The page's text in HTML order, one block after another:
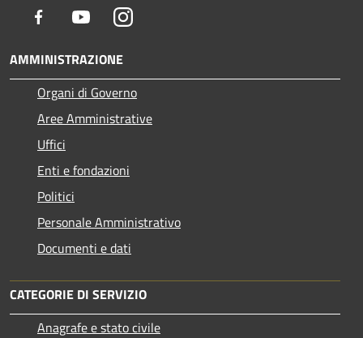
Facebook YoutubeInstagram
AMMINISTRAZIONE
Organi di Governo
Aree Amministrative
Uffici
Enti e fondazioni
Politici
Personale Amministrativo
Documenti e dati
CATEGORIE DI SERVIZIO
Anagrafe e stato civile